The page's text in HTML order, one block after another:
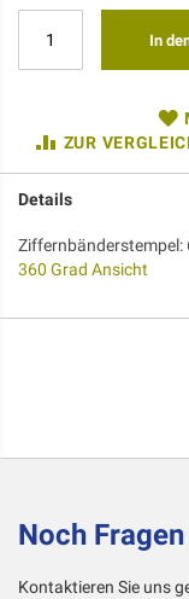
In
ZUR
Details
Ziffernbänderstempel:
360 Grad Ansicht
Noch Fragen
Kontaktieren Sie uns